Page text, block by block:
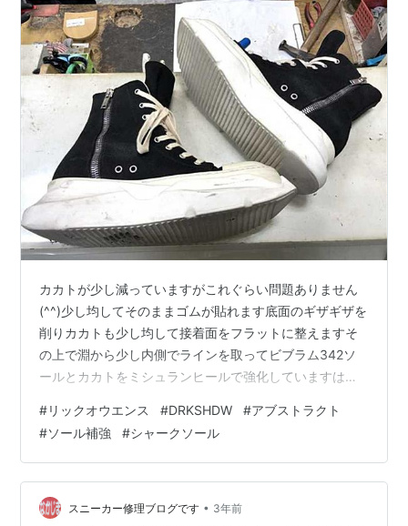
カカトが少し減っていますがこれぐらい問題ありません
(^^)少し均してそのままゴムが貼れます底面のギザギザを
削りカカトも少し均して接着面をフラットに整えますそ
の上で淵から少し内側でラインを取ってビブラム342ソ
ールとカカトをミシュランヒールで強化していますはい
なります♪ 価格などお問い合わせはこちらから、LINEで
もメールでもOKです nakajima-kutu.com
#リックオウエンス #DRKSHDW #アブストラクト
#ソール補強 #シャークソール
スニーカー修理ブログです • 3年前